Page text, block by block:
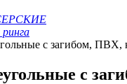
с загибом, ПВХ,
с